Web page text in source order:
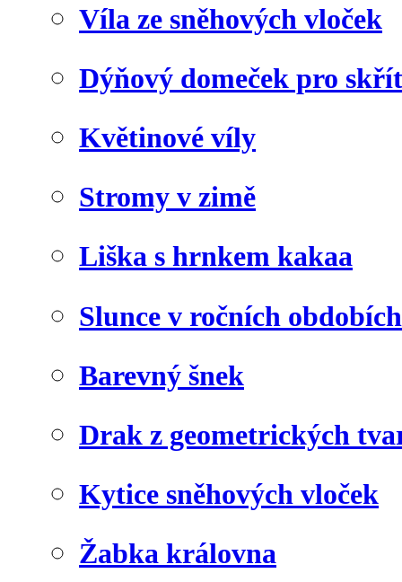
Víla ze sněhových vloček
Dýňový domeček pro
Květinové víly
Stromy v zimě
Liška s hrnkem kakaa
Slunce v ročních obdobích
Barevný šnek
Drak z geometrických
Kytice sněhových vloček
Žabka královna